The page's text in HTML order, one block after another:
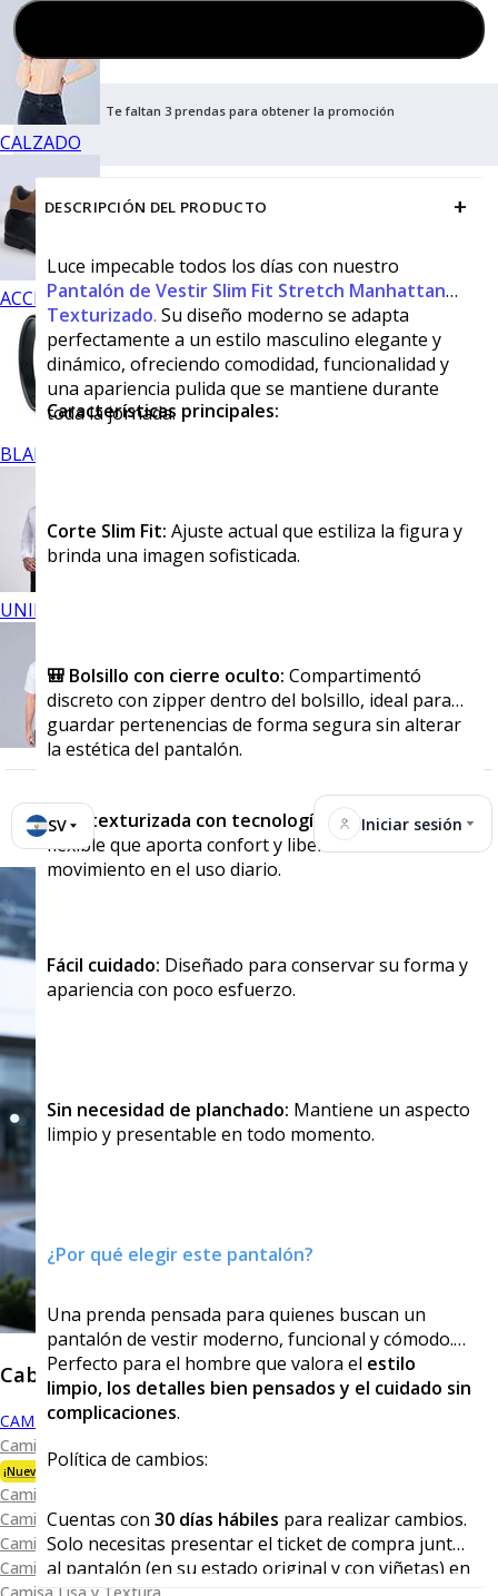
CALZADO
ACCESORIOS
BLANCOS
UNIFORMES
SV Iniciar sesión
Caballero
CAMISAS
Camisa Premium Bambú
¡Nueva Colección!
Camisa Blanca
Camisa Performance
Camisa Piqué
Camisa Oxford
Te faltan 3 prendas para obtener la promoción
DESCRIPCIÓN DEL PRODUCTO +
Luce impecable todos los días con nuestro
Pantalón de Vestir Slim Fit Stretch Manhattan
Texturizado. Su diseño moderno se adapta
perfectamente a un estilo masculino elegante y
dinámico, ofreciendo comodidad, funcionalidad y
una apariencia pulida que se mantiene durante
toda la jornada.
Características principales:
Corte Slim Fit: Ajuste actual que estiliza la figura y
brinda una imagen sofisticada.
🎒 Bolsillo con cierre oculto: Compartimentó
discreto con zipper dentro del bolsillo, ideal para
guardar pertenencias de forma segura sin alterar
la estética del pantalón.
Tela texturizada con tecnología stretch:Tejido
flexible que aporta confort y libertad de
movimiento en el uso diario.
Fácil cuidado: Diseñado para conservar su forma y
apariencia con poco esfuerzo.
Sin necesidad de planchado: Mantiene un aspecto
limpio y presentable en todo momento.
¿Por qué elegir este pantalón?
Una prenda pensada para quienes buscan un
pantalón de vestir moderno, funcional y cómodo.
Perfecto para el hombre que valora el estilo
limpio, los detalles bien pensados y el cuidado sin
complicaciones.
Política de cambios:
Cuentas con 30 días hábiles para realizar cambios.
Solo necesitas presentar el ticket de compra junto
al pantalón (en su estado original y con viñetas) en